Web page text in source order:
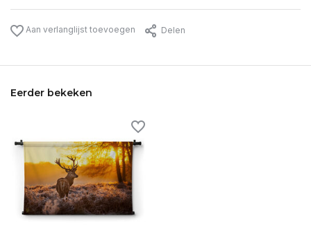
Aan verlanglijst toevoegen Delen
Eerder bekeken